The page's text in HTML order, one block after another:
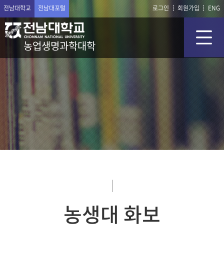
전남대학교 전남대포털 로그인 회원가입 ENG
농업생명과학대학
농생대 화보